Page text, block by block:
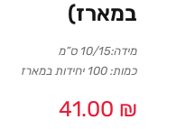
במארז)
מידה:10/15 ס”מ
כמות: 100 יחידות במארז
41.00 ₪